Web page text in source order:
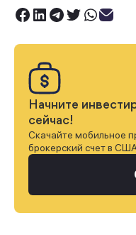
Начните
сейчас!
Скачайте мобильное
брокерский счет в